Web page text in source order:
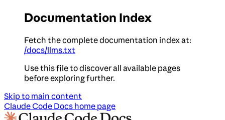
Documentation Index
Fetch the complete documentation index at:
/docs/llms.txt
Use this file to discover all available pages
before exploring further.
Skip to main content
Claude Code Docs home page